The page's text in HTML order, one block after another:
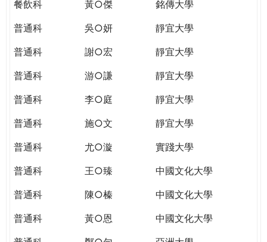
餐飲科
黃○傑
銘傳大學
普通科
吳○妍
靜宜大學
普通科
謝○宏
靜宜大學
普通科
游○謙
靜宜大學
普通科
李○庭
靜宜大學
普通科
施○文
靜宜大學
普通科
尤○漩
實踐大學
普通科
王○臻
中國文化大學
普通科
陳○榛
中國文化大學
普通科
黃○恩
中國文化大學